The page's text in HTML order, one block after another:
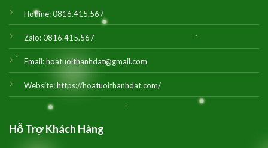
Hotline:0816.415.567
Zalo:0816.415.567
Email:hoatuoithanhdat@gmail.com
Website:https://hoatuoithanhdat.com/
Hỗ Trợ Khách Hàng